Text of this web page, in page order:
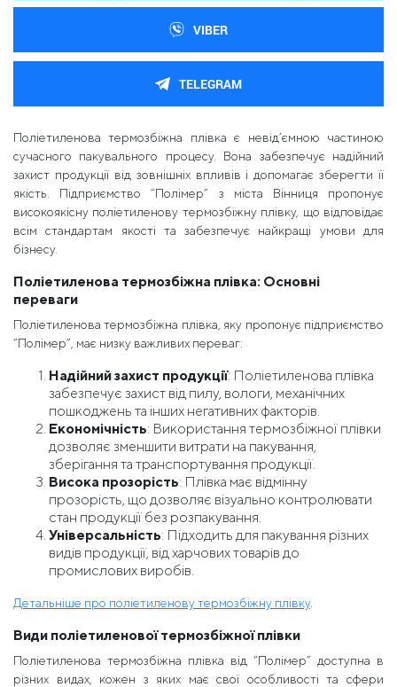
VIBER
TELEGRAM
Поліетиленова термозбіжна плівка є невід’ємною частиною
сучасного пакувального процесу. Вона забезпечує надійний
захист продукції від зовнішніх впливів і допомагає зберегти її
якість. Підприємство “Полімер” з міста Вінниця пропонує
високоякісну поліетиленову термозбіжну плівку, що відповідає
всім стандартам якості та забезпечує найкращі умови для
бізнесу.
Поліетиленова термозбіжна плівка: Основні
переваги
Поліетиленова термозбіжна плівка, яку пропонує підприємство
“Полімер”, має низку важливих переваг:
Надійний захист продукції: Поліетиленова плівка
забезпечує захист від пилу, вологи, механічних
пошкоджень та інших негативних факторів.
Економічність: Використання термозбіжної плівки
дозволяє зменшити витрати на пакування,
зберігання та транспортування продукції.
Висока прозорість: Плівка має відмінну
прозорість, що дозволяє візуально контролювати
стан продукції без розпакування.
Універсальність: Підходить для пакування різних
видів продукції, від харчових товарів до
промислових виробів.
Детальніше про поліетиленову термозбіжну плівку.
Види поліетиленової термозбіжної плівки
Поліетиленова термозбіжна плівка від “Полімер” доступна в
різних видах, кожен з яких має свої особливості та сфери